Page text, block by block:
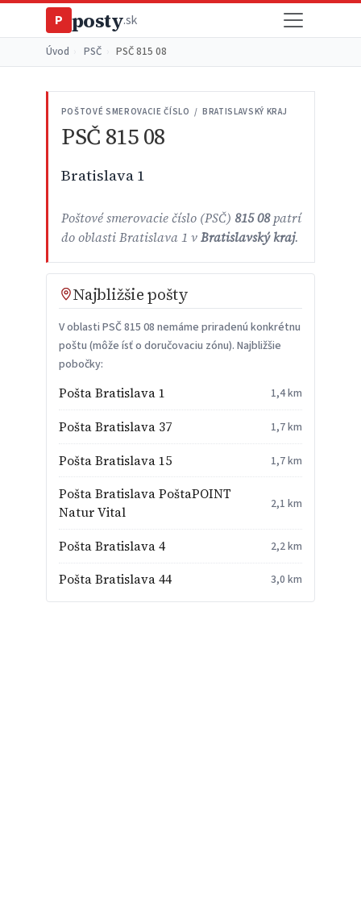
P posty.sk
Úvod PSČ PSČ 815 08
POŠTOVÉ SMEROVACIE ČÍSLO / BRATISLAVSKÝ KRAJ
PSČ 815 08
Bratislava 1
Poštové smerovacie číslo (PSČ) 815 08patrí
do oblasti Bratislava 1 vBratislavský kraj.
Najbližšie pošty
V oblasti PSČ 815 08 nemáme priradenú konkrétnu
poštu (môže ísť o doručovaciu zónu). Najbližšie
pobočky:
Pošta Bratislava 1 1,4 km
Pošta Bratislava 37 1,7 km
Pošta Bratislava 15 1,7 km
Pošta Bratislava PoštaPOINT
Natur Vital
2,1 km
Pošta Bratislava 4 2,2 km
Pošta Bratislava 44 3,0 km